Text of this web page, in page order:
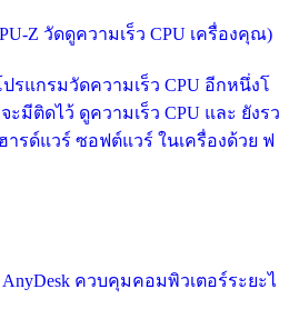
Z วัดดูความเร็ว CPU เครื่องคุณ)
รแกรมวัดความเร็ว CPU อีกหนึ่งโ
มีติดไว้ ดูความเร็ว CPU และ ยังรว
ารด์แวร์ ซอฟต์แวร์ ในเครื่องด้วย ฟ
ควบคุมคอมพิวเตอร์ระยะไ